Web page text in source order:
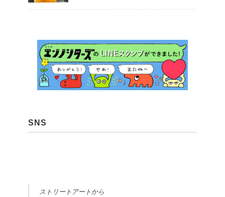
SNS
ストリートアートから